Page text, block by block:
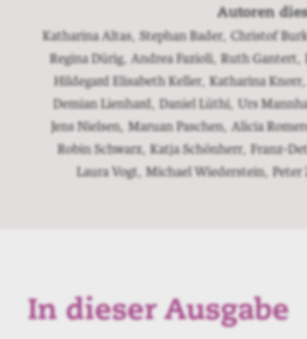
Autoren
Katharina Altas, Stephan Bader, Christof
Regina Dürig, Andrea Fazioli, Ruth Gantert,
Hildegard Elisabeth Keller, Katharina Knorr,
Demian Lienhard, Daniel Lüthi, Urs
Jens Nielsen, Maruan Paschen, Alicia
Robin Schwarz, Katja Schönherr, Franz-
Laura Vogt, Michael Wiederstein,
In dieser Ausgabe